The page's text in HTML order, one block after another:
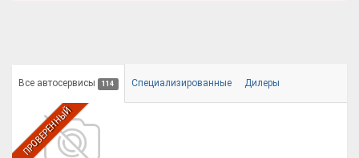
Все автосервисы 114 Специализированные Дилеры
ПРОВЕРЕННЫЙ